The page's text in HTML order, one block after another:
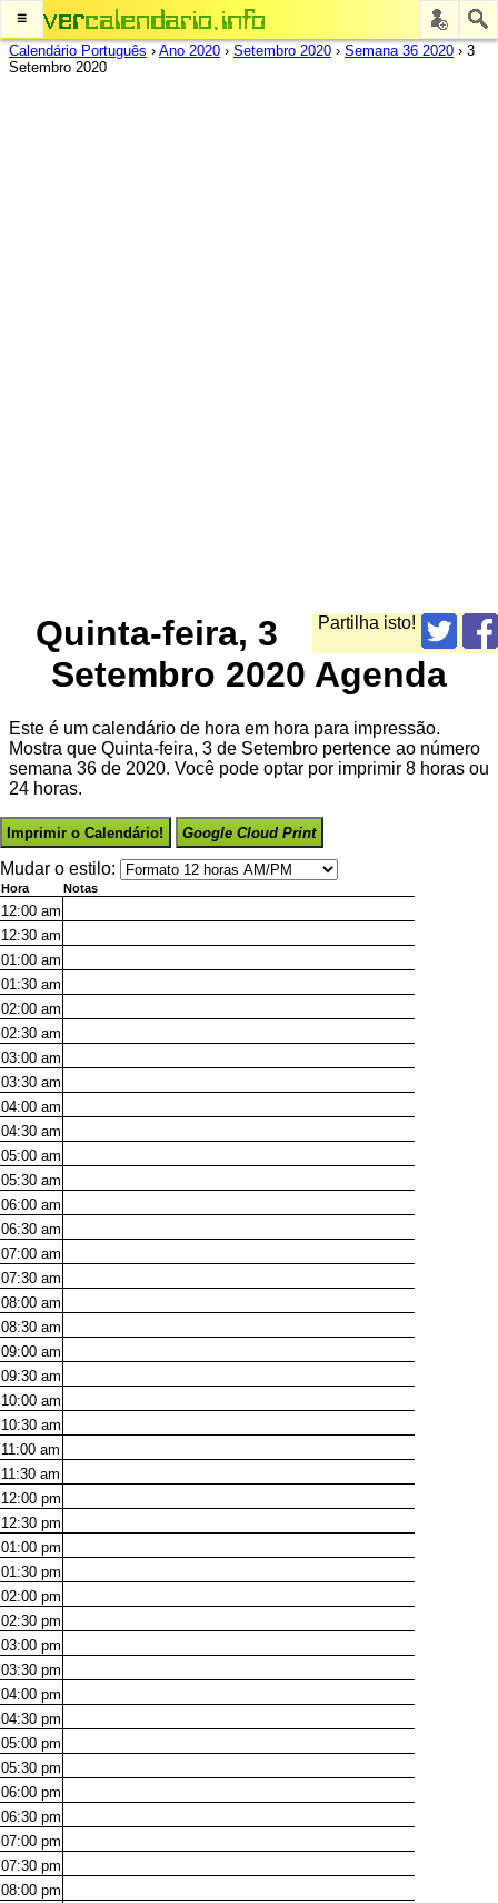
≡
Calendário Português › Ano 2020 › Setembro 2020 › Semana 36 2020 › 3
Setembro 2020
Partilha isto!
Quinta-feira, 3
Setembro 2020 Agenda
Este é um calendário de hora em hora para impressão.
Mostra que Quinta-feira, 3 de Setembro pertence ao número
semana 36 de 2020. Você pode optar por imprimir 8 horas ou
24 horas.
Imprimir o Calendário! Google Cloud Print
Mudar o estilo:
Hora Notas
12:00 am
12:30 am
01:00 am
01:30 am
02:00 am
02:30 am
03:00 am
03:30 am
04:00 am
04:30 am
05:00 am
05:30 am
06:00 am
06:30 am
07:00 am
07:30 am
08:00 am
08:30 am
09:00 am
09:30 am
10:00 am
10:30 am
11:00 am
11:30 am
12:00 pm
12:30 pm
01:00 pm
01:30 pm
02:00 pm
02:30 pm
03:00 pm
03:30 pm
04:00 pm
04:30 pm
05:00 pm
05:30 pm
06:00 pm
06:30 pm
07:00 pm
07:30 pm
08:00 pm